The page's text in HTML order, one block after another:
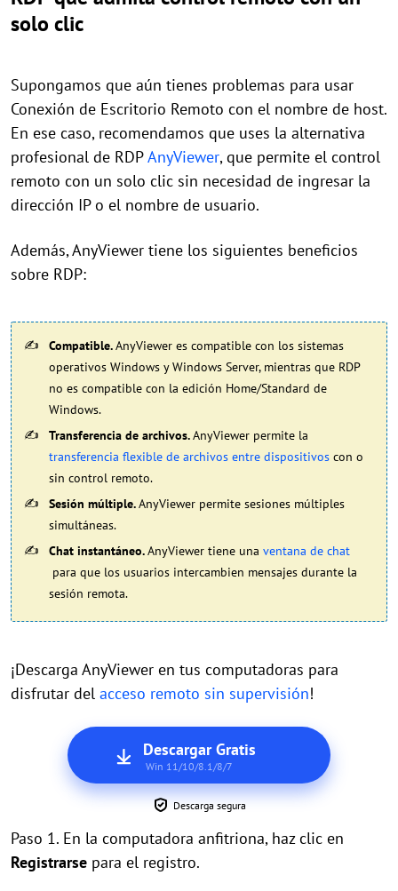
solo clic
Supongamos que aún tienes problemas para usar
Conexión de Escritorio Remoto con el nombre de host.
En ese caso, recomendamos que uses la alternativa
profesional de RDPAnyViewer, que permite el control
remoto con un solo clic sin necesidad de ingresar la
dirección IP o el nombre de usuario.
Además, AnyViewer tiene los siguientes beneficios
sobre RDP:
Compatible.AnyViewer es compatible con los sistemas
operativos Windows y Windows Server, mientras que RDP
no es compatible con la edición Home/Standard de
Windows.
Transferencia de archivos.AnyViewer permite la
transferencia flexible de archivos entre dispositivos con o
sin control remoto.
Sesión múltiple.AnyViewer permite sesiones múltiples
simultáneas.
Chat instantáneo.AnyViewer tiene una ventana de chat
para que los usuarios intercambien mensajes durante la
sesión remota.
¡Descarga AnyViewer en tus computadoras para
disfrutar del acceso remoto sin supervisión!
Descargar Gratis
Win 11/10/8.1/8/7
Descarga segura
Paso 1. En la computadora anfitriona, haz clic en
Registrarse para el registro.